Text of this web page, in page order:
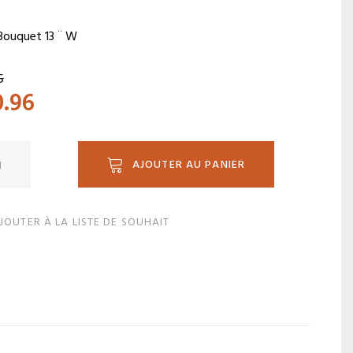
13 ¨ W
AJOUTER AU PANIER
À LA LISTE DE SOUHAIT